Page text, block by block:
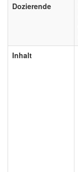
Dozierende
Inhalt